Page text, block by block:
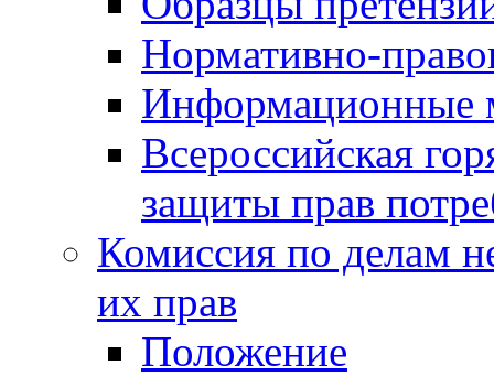
Нормативно-
Информационные
Всероссийская
защиты прав
Комиссия по делам
их прав
Положение